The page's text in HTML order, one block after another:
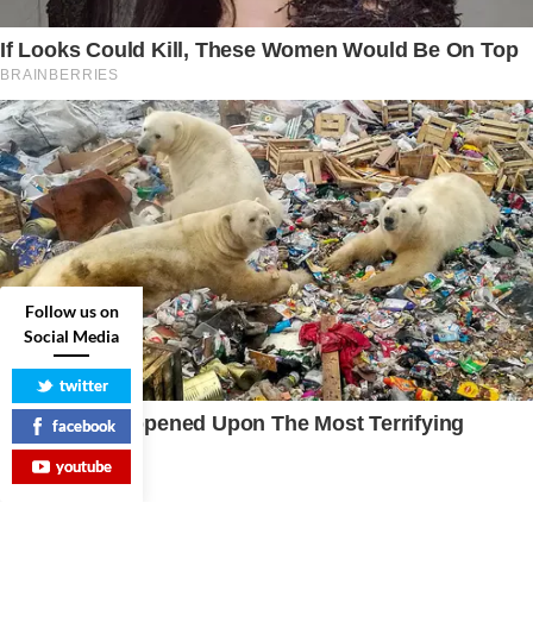
Follow us on
Social Media
twitter
facebook
youtube